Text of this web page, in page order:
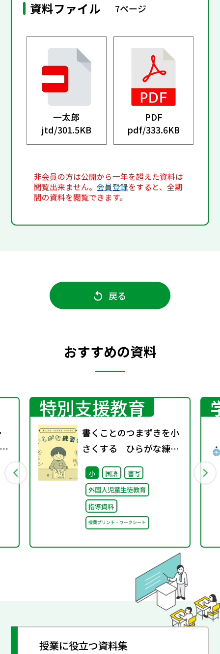
資料ファイル 7ページ
一太郎
jtd/301.5KB
PDF
pdf/333.6KB
非会員の方は公開から一年を超えた資料は
閲覧出来ません。会員登録をすると、全期
間の資料を閲覧できます。
戻る
おすすめの資料
特別支援教育
書くことのつまずきを小
さくする ひらがな練習
帳
小 国語
書写
外国人児童生徒教育
指導資料
授業プリント・ワークシート
授業に役立つ資料集